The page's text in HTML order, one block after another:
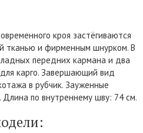
кроя застёгиваются
тканью и фирменным шнурком. В
передних кармана и два
карго. Завершающий вид
в рубчик. Зауженные
по внутреннему шву: 74 см.